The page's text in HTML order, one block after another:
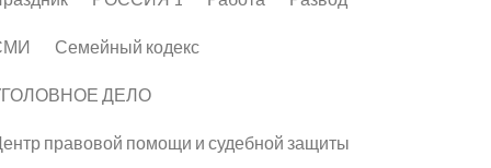
Семейный кодекс
ДЕЛО
правовой помощи и судебной защиты